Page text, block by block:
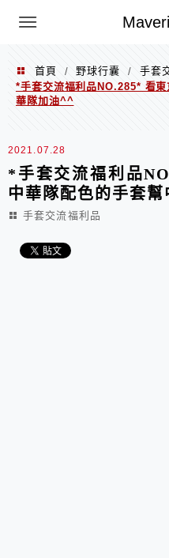
Menu
首頁 / 野球行囊 / 手套
*手套交流福利品NO.285* 看
華隊加油^^
2021.07.28
*手套交流福利品
中華隊配色的手套
手套交流福利品